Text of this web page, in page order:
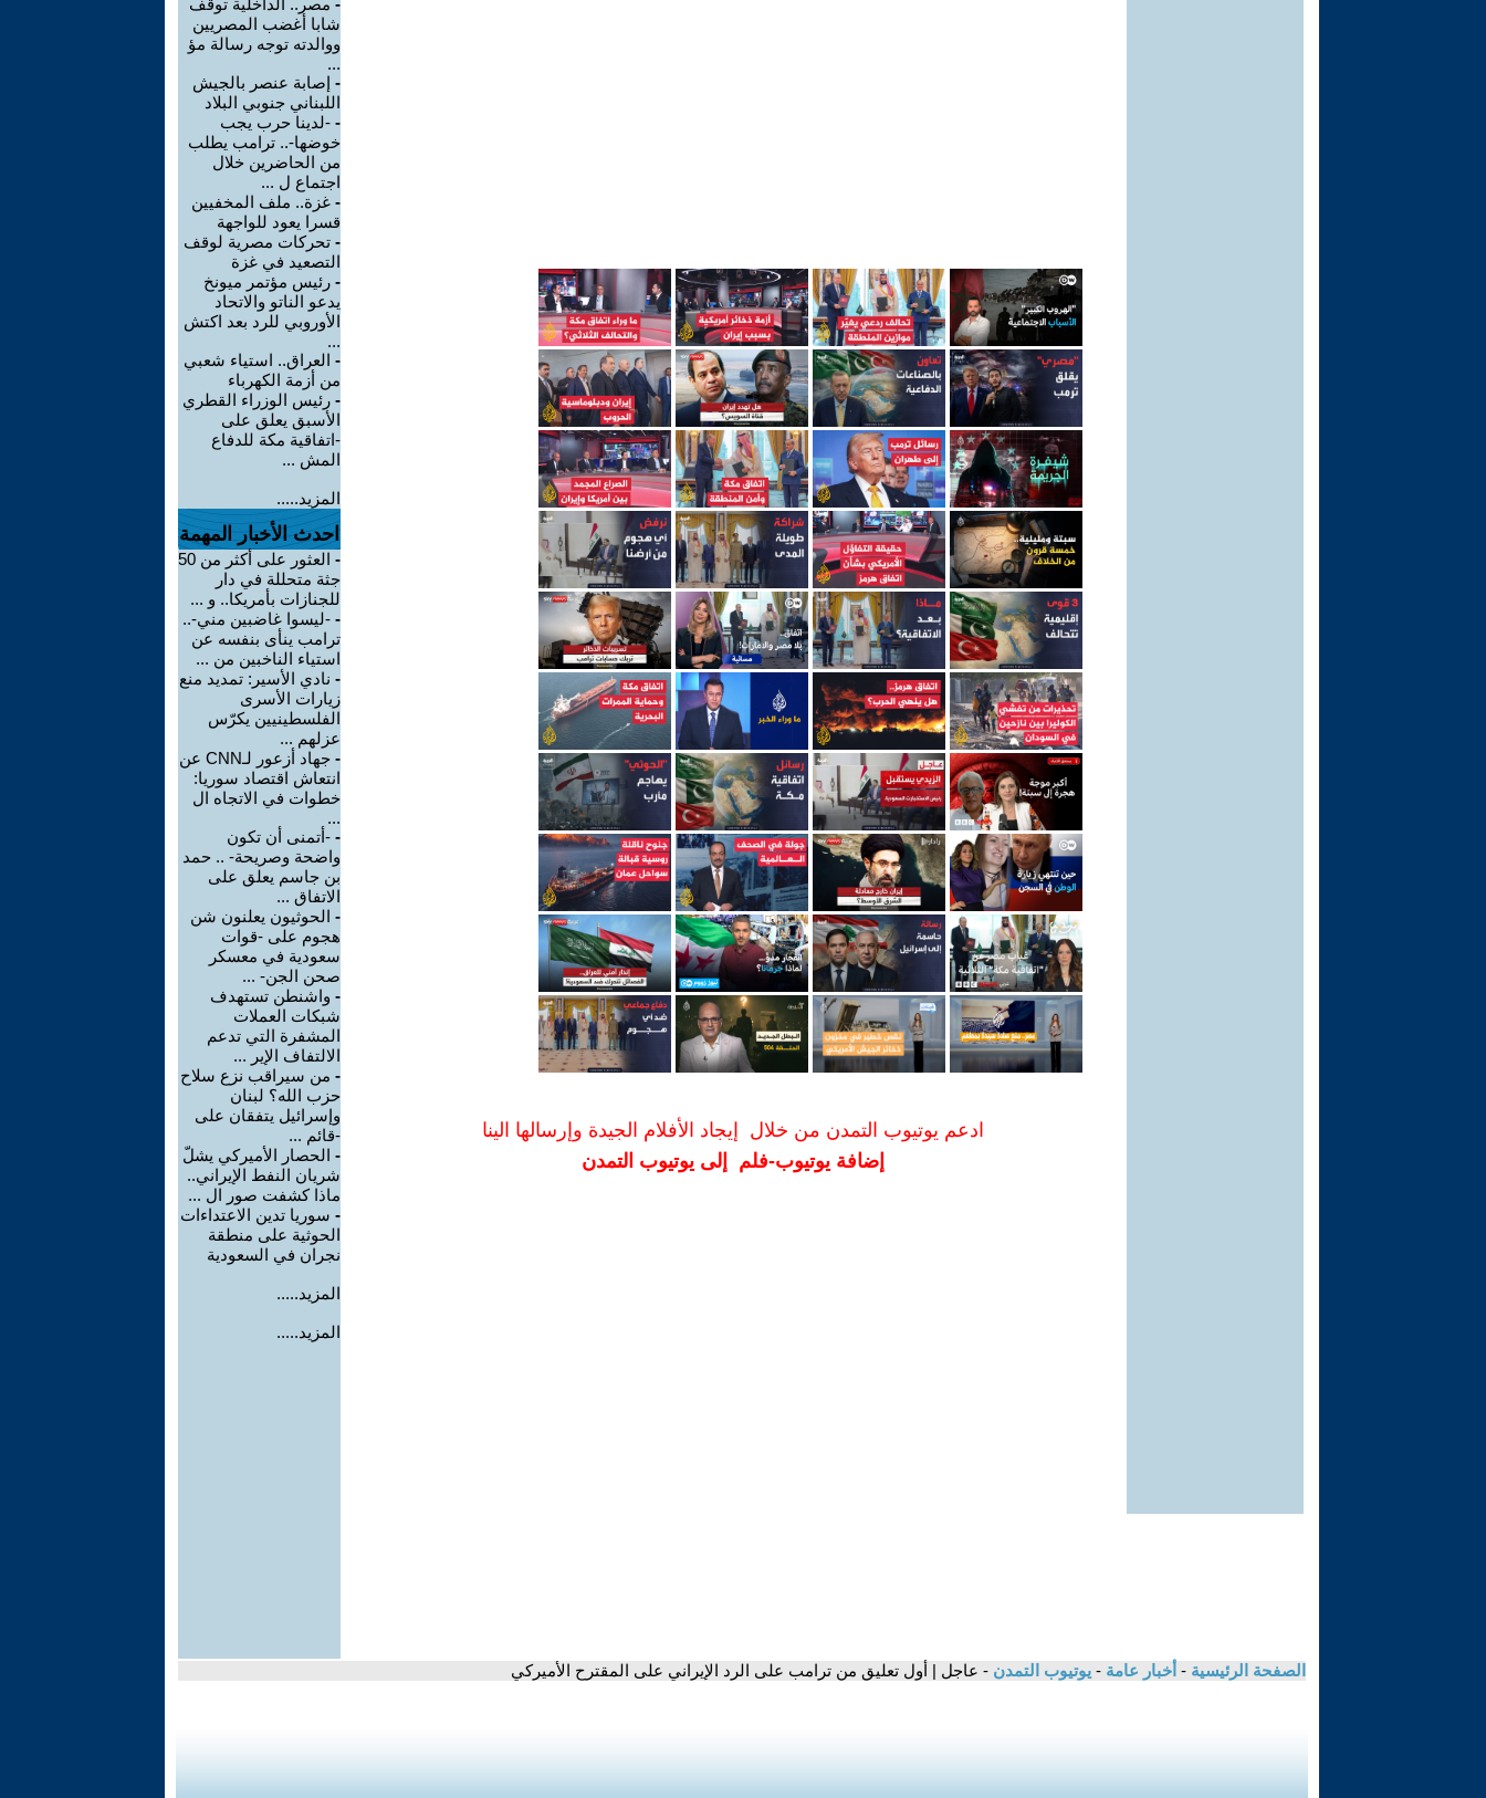
ادعم يوتيوب التمدن من خلال إيجاد الأفلام الجيدة وإرسالها الينا
إضافة يوتيوب-فلم إلى يوتيوب التمدن
- مصر.. الداخلية توقف
شابا أغضب المصريين
ووالدته توجه رسالة مؤ
...
- إصابة عنصر بالجيش
اللبناني جنوبي البلاد
- -لدينا حرب يجب
خوضها-.. ترامب يطلب
من الحاضرين خلال
اجتماع ل ...
- غزة.. ملف المخفيين
قسرا يعود للواجهة
- تحركات مصرية لوقف
التصعيد في غزة
- رئيس مؤتمر ميونخ
يدعو الناتو والاتحاد
الأوروبي للرد بعد اكتش
...
- العراق.. استياء شعبي
من أزمة الكهرباء
- رئيس الوزراء القطري
الأسبق يعلق على
-اتفاقية مكة للدفاع
المش ...
المزيد.....
احدث الأخبار المهمة
-
العثور على أكثر من 50
جثة متحللة في دار
للجنازات بأمريكا.. و ...
- -ليسوا غاضبين مني-..
ترامب ينأى بنفسه عن
استياء الناخبين من ...
- نادي الأسير: تمديد منع
زيارات الأسرى
الفلسطينيين يكرّس
عزلهم ...
-
جهاد أزعور لـCNN عن
انتعاش اقتصاد سوريا:
خطوات في الاتجاه ال
...
- -أتمنى أن تكون
واضحة وصريحة- .. حمد
بن جاسم يعلق على
الاتفاق ...
- الحوثيون يعلنون شن
هجوم على -قوات
سعودية في معسكر
صحن الجن- ...
- واشنطن تستهدف
شبكات العملات
المشفرة التي تدعم
الالتفاف الإير ...
- من سيراقب نزع سلاح
حزب الله؟ لبنان
وإسرائيل يتفقان على
-قائم ...
- الحصار الأميركي يشلّ
شريان النفط الإيراني..
ماذا كشفت صور ال ...
- سوريا تدين الاعتداءات
الحوثية على منطقة
نجران في السعودية
المزيد.....
المزيد.....
الصفحة الرئيسية - أخبار عامة - يوتيوب التمدن - عاجل | أول تعليق من ترامب على الرد الإيراني على المقترح الأميركي